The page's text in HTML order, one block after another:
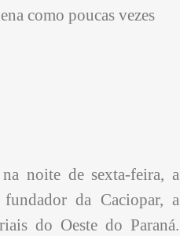
como poucas vezes
noite de sexta-feira, a
da Caciopar, a
do Oeste do Paraná.